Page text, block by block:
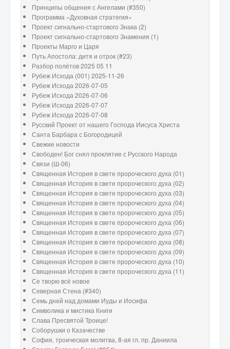
Принципы общения с Ангелами (#350)
Программа «Духовная стратегия»
Проект сигнально-стартового Знака (2)
Проект сигнально-стартового Знамения (1)
Проекты Марго и Царя
Путь Апостола: дитя и отрок (#23)
Разбор полётов 2025 05 11
Рубеж Исхода (001) 2025-11-26
Рубеж Исхода 2026-07-05
Рубеж Исхода 2026-07-06
Рубеж Исхода 2026-07-07
Рубеж Исхода 2026-07-08
Русский Проект от нашего Господа Иисуса Христа
Санта Барбара с Богородицей
Свежие новости
Свободен! Бог снял проклятие с Русского Народа
Связи (Ш-06)
Священная История в свете пророческого духа (01)
Священная История в свете пророческого духа (02)
Священная История в свете пророческого духа (03)
Священная История в свете пророческого духа (04)
Священная История в свете пророческого духа (05)
Священная История в свете пророческого духа (06)
Священная История в свете пророческого духа (07)
Священная История в свете пророческого духа (08)
Священная История в свете пророческого духа (09)
Священная История в свете пророческого духа (10)
Священная История в свете пророческого духа (11)
Се творю всё новое
Северная Стена (#340)
Семь дней над домами Иуды и Иосифа
Символика и мистика Книги
Слава Пресвятой Троице!
Соборушки о Казачестве
София, троическая молитва, 8-ая гл. пр. Даниила